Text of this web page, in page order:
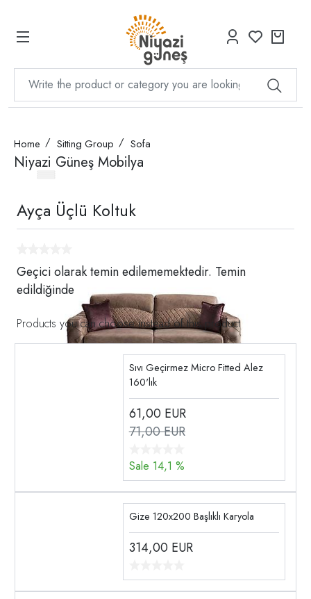
Home Sitting Group Sofa
Niyazi Güneş Mobilya
Ayça Üçlü Koltuk
Geçici olarak temin edilememektedir. Temin
edildiğinde
Products you can choose instead of this product
Sıvı Geçirmez Micro Fitted Alez
160'lık
61,00 EUR
71,00 EUR
Sale 14,1 %
Gize 120x200 Başlıklı Karyola
314,00 EUR